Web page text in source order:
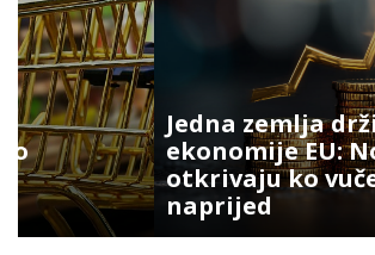
Jedna zemlja drži gotovo
ekonomije EU: Novi podaci
otkrivaju ko vuče
naprijed